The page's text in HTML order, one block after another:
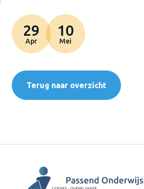
29
Apr
10
Mei
Terug naar overzicht